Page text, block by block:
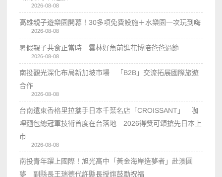
2026-08-08
高雄親子遊樂園開幕！30多項免費設施＋水樂園一次玩到嗨
2026-08-08
暑假親子共食正當時 雲林好魚前進花博陪爸爸過節
2026-08-08
南投觀光深化布局新加坡市場 「B2B」交流拓展國際旅遊
合作
2026-08-08
台南遠東香格里拉攜手日本千葉名店「CROISSANT」 咖
哩麵包總冠軍技術首度在台落地 2026得獎可頌搶先日本上
市
2026-08-08
南投青年躍上國際！旭光高中「黃金海岸造夢者」赴澳圓
夢 副縣長王瑞德代許縣長授旗鼓勵祝福